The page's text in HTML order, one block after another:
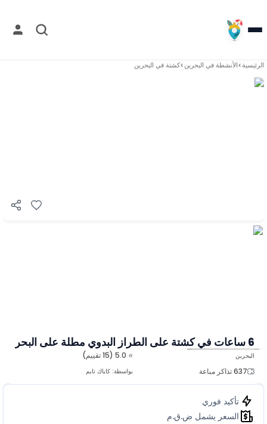
الرئيسية>الأنشطة في البحرين>كشتة في البحرين
6 ساعات في كشتة على الطراز البدوي مطلة على البحر
⭐ 5.0 (15 تقييم)
637 تذاكر مباعة
بواسطة: كاياك تايم
البحرين
المزيد من الصور
تأكيد فوري
السعر يشمل ض.ق.م